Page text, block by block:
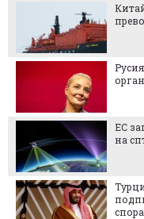
ЕС
на